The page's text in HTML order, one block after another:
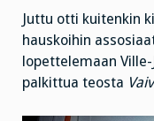
Juttu otti kuitenkin
hauskoihin
lopettelemaan
palkittua teosta